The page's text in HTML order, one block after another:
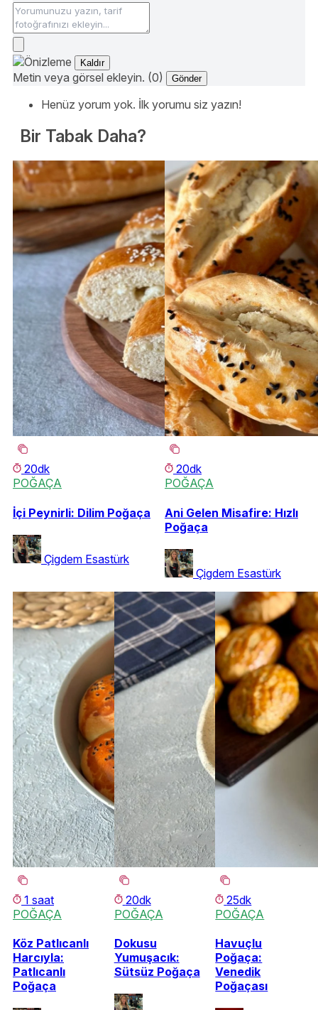
Kaldır
Metin veya görsel ekleyin. (0) Gönder
Henüz yorum yok. İlk yorumu siz yazın!
Bir Tabak Daha?
20dk
POĞAÇA
İçi Peynirli: Dilim Poğaça
Çigdem Esastürk
20dk
POĞAÇA
Ani Gelen Misafire: Hızlı
Poğaça
Çigdem Esastürk
1 saat
POĞAÇA
Köz Patlıcanlı
Harcıyla:
Patlıcanlı
Poğaça
20dk
POĞAÇA
Dokusu
Yumuşacık:
Sütsüz Poğaça
25dk
POĞAÇA
Havuçlu
Poğaça:
Venedik
Poğaçası